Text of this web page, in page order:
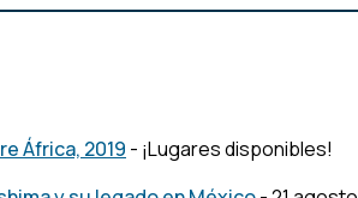
África, 2019 - ¡Lugares disponibles!